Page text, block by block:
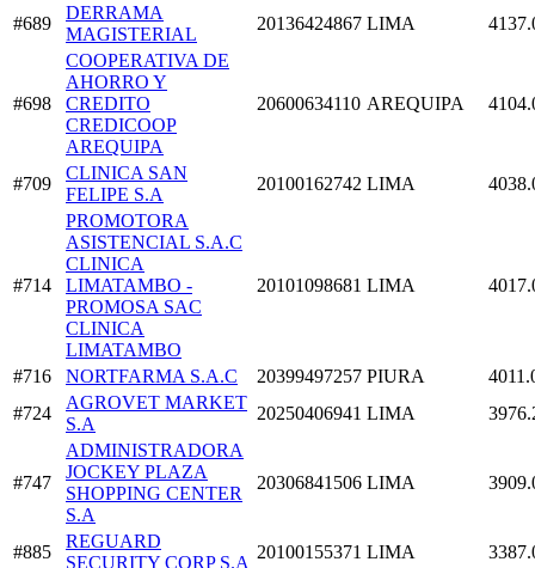
#689
DERRAMA
MAGISTERIAL
20136424867 LIMA
#698
COOPERATIVA DE
AHORRO Y
CREDITO
CREDICOOP
AREQUIPA
20600634110 AREQUIPA
#709
CLINICA SAN
FELIPE S.A
20100162742 LIMA
#714
PROMOTORA
ASISTENCIAL S.A.C
CLINICA
LIMATAMBO -
PROMOSA SAC
CLINICA
LIMATAMBO
20101098681 LIMA
#716 NORTFARMA S.A.C 20399497257 PIURA
#724
AGROVET MARKET
S.A
20250406941 LIMA
#747
ADMINISTRADORA
JOCKEY PLAZA
SHOPPING CENTER
S.A
20306841506 LIMA
#885
REGUARD
SECURITY CORP S.A
20100155371 LIMA